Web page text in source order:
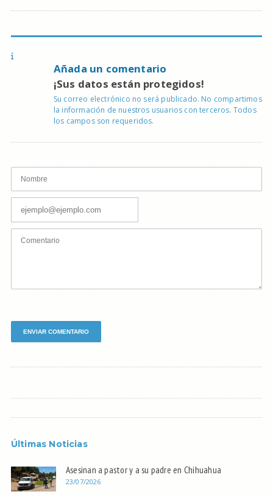
Añada un comentario
¡Sus datos están protegidos!
Su correo electrónico no será publicado. No compartimos
la información de nuestros usuarios con terceros. Todos
los campos son requeridos.
Últimas Noticias
Asesinan a pastor y a su padre en Chihuahua
23/07/2026